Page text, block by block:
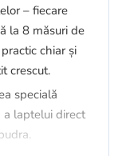
– fiecare
la 8 măsuri de
chiar și
crescut.
specială
a laptelui direct